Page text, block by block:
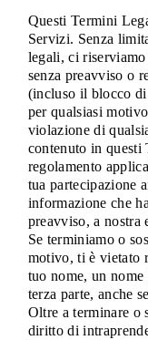
Questi Termini
Servizi. Senza
legali, ci
senza preavviso o
(incluso il blocco
per qualsiasi
violazione di
contenuto in questi
regolamento
tua partecipazione
informazione che
preavviso, a nostra
Se terminiamo o
motivo, ti è vietato
tuo nome, un
terza parte, anche
Oltre a terminare o
diritto di